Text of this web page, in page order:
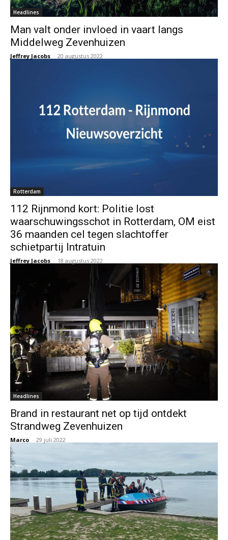
Headlines
Man valt onder invloed in vaart langs
Middelweg Zevenhuizen
Jeffrey Jacobs - 20 augustus 2022
Rotterdam
112 Rijnmond kort: Politie lost
waarschuwingsschot in Rotterdam, OM eist
36 maanden cel tegen slachtoffer
schietpartij Intratuin
Jeffrey Jacobs - 18 augustus 2022
Headlines
Brand in restaurant net op tijd ontdekt
Strandweg Zevenhuizen
Marco - 29 juli 2022